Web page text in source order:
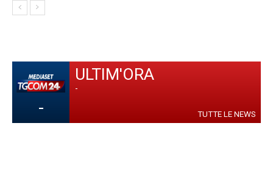
-
ULTIM'ORA
-
TUTTE LE NEWS